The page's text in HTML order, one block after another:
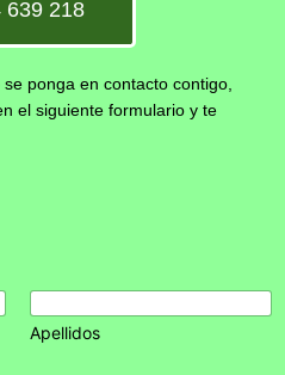
639 218
ponga en contacto contigo,
el siguiente formulario y te
Apellidos